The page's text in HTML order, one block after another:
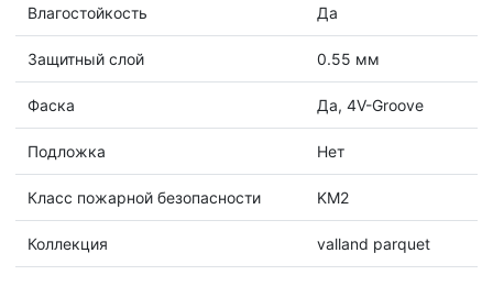
Влагостойкость Да
Защитный слой 0.55 мм
Фаска Да, 4V-Groove
Подложка Нет
Класс пожарной безопасности KM2
Коллекция valland parquet